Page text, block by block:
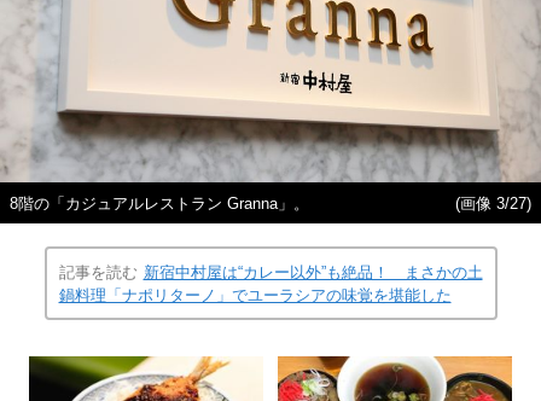
8階の「カジュアルレストラン Granna」。 (画像 3/27)
記事を読む 新宿中村屋は“カレー以外”も絶品！ まさかの土
鍋料理「ナポリターノ」でユーラシアの味覚を堪能した